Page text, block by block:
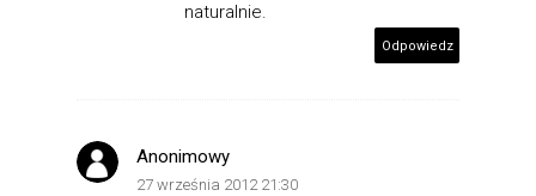
naturalnie.
Odpowiedz
Anonimowy
27 września 2012 21:30